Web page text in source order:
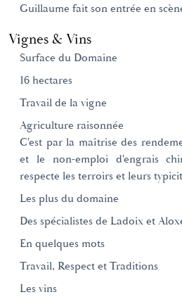
Guillaume fait son entrée en
Vignes & Vins
Surface du Domaine
16 hectares
Travail de la vigne
Agriculture raisonnée
C'est par la maîtrise des
et le non-emploi d'engrais
respecte les terroirs et leurs
Les plus du domaine
Des spécialistes de Ladoix et
En quelques mots
Travail, Respect et Traditions
Les vins